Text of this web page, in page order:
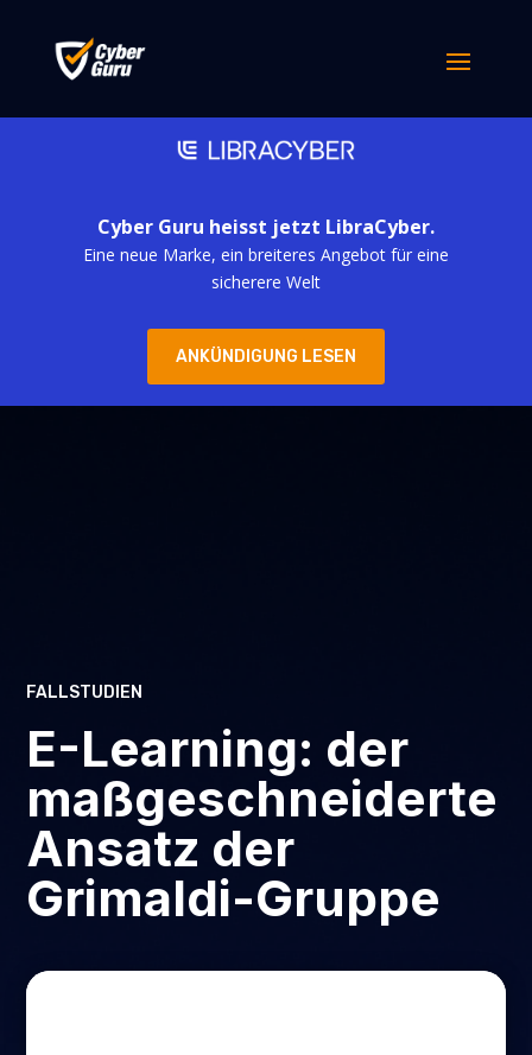
Cyber Guru heisst jetzt LibraCyber.
Eine neue Marke, ein breiteres Angebot für eine
sicherere Welt
ANKÜNDIGUNG LESEN
FALLSTUDIEN
E-Learning: der
maßgeschneiderte
Ansatz der
Grimaldi-Gruppe